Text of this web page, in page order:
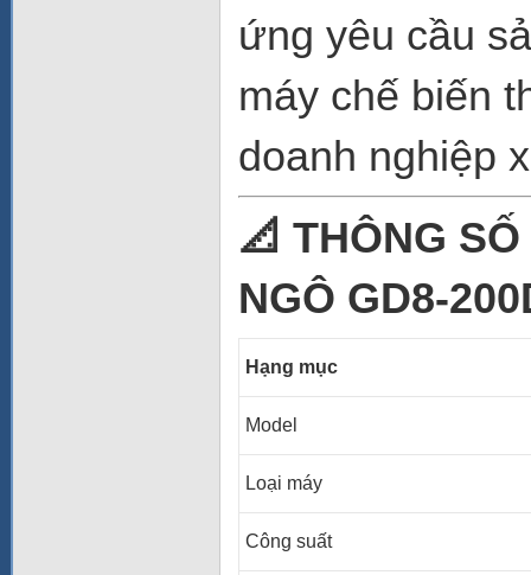
ứng yêu cầu
máy chế biến
doanh nghiệp
📐 THÔNG
NGÔ GD8-
Hạng mục
Model
Loại máy
Công suất